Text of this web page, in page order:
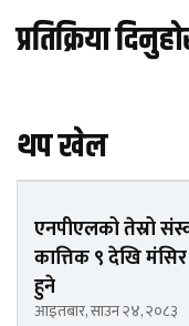
प्रतिक्रिया
थप खेल
एनपीएलको तेस्रो
कात्तिक ९ देखि
हुने
आइतबार, साउन २४, २०८३